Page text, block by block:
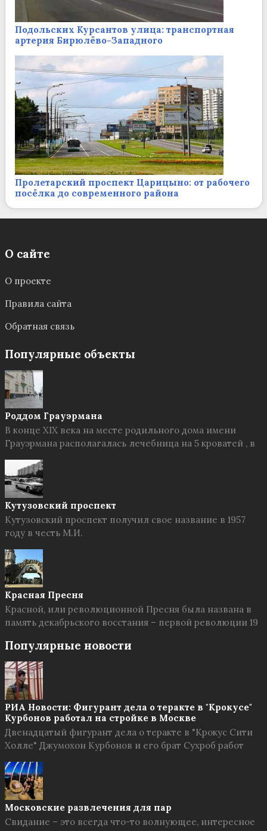
Подольских Курсантов улица: транспортная
артерия Бирюлёво-Западного
Пролетарский проспект Царицыно: от рабочего
посёлка до современного района
О сайте
О проекте
Правила сайта
Обратная связь
Популярные объекты
Роддом Грауэрмана
В конце XIX века на месте родильного дома имени
Грауэрмана располагалась лечебница на 5 кроватей , в
Кутузовский проспект
Кутузовский проспект получил свое название в 1957
году в честь М.И.
Красная Пресня
Красной, или революционной Пресня была названа в
память декабрьского восстания – первой революции 19
Популярные новости
РИА Новости: Фигурант дела о теракте в "Крокусе"
Курбонов работал на стройке в Москве
Двенадцатый фигурант дела о теракте в "Крокус Сити
Холле" Джумохон Курбонов и его брат Сухроб работ
Московские развлечения для пар
Свидание – это всегда что-то волнующее, интересное